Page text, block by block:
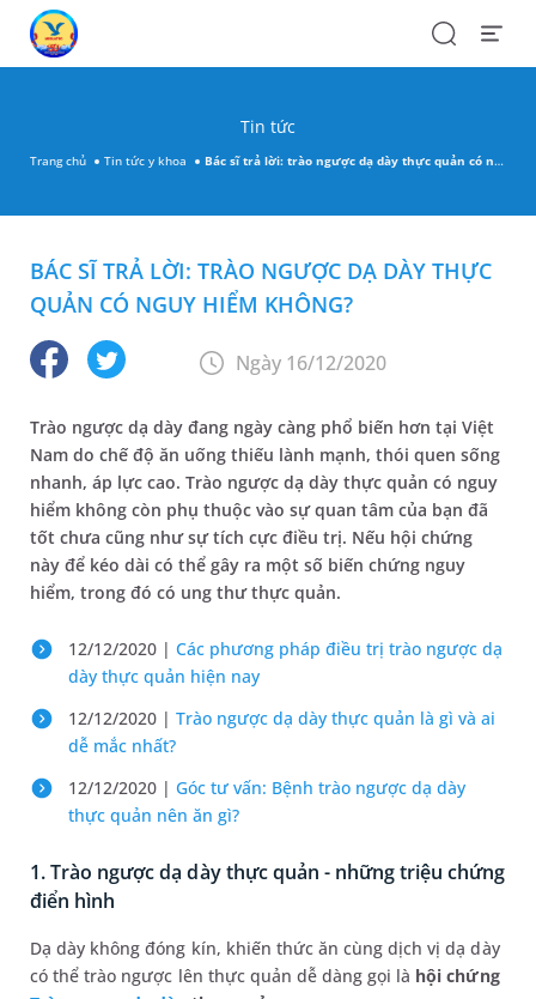
SearchOpen
Tin tức
Trang chủ Tin tức y khoa Bác sĩ trả lời: trào ngược dạ dày thực quản có nguy hiểm không?
BÁC SĨ TRẢ LỜI: TRÀO NGƯỢC DẠ DÀY THỰC
QUẢN CÓ NGUY HIỂM KHÔNG?
Ngày 16/12/2020
Trào ngược dạ dày đang ngày càng phổ biến hơn tại Việt
Nam do chế độ ăn uống thiếu lành mạnh, thói quen sống
nhanh, áp lực cao. Trào ngược dạ dày thực quản có nguy
hiểm không còn phụ thuộc vào sự quan tâm của bạn đã
tốt chưa cũng như sự tích cực điều trị. Nếu hội chứng
này để kéo dài có thể gây ra một số biến chứng nguy
hiểm, trong đó có ung thư thực quản.
12/12/2020 | Các phương pháp điều trị trào ngược dạ
dày thực quản hiện nay
12/12/2020 | Trào ngược dạ dày thực quản là gì và ai
dễ mắc nhất?
12/12/2020 | Góc tư vấn: Bệnh trào ngược dạ dày
thực quản nên ăn gì?
1. Trào ngược dạ dày thực quản - những triệu chứng
điển hình
Dạ dày không đóng kín, khiến thức ăn cùng dịch vị dạ dày
có thể trào ngược lên thực quản dễ dàng gọi là hội chứng